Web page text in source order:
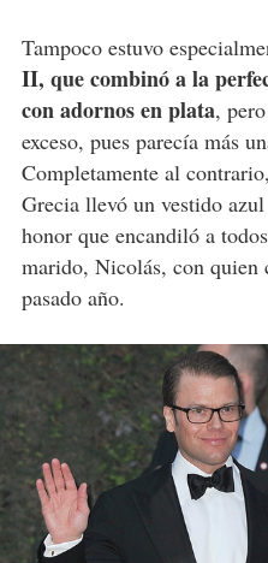
Tampoco estuvo
II, que combinó a la
con adornos en plata,
exceso, pues parecía más
Completamente al
Grecia llevó un vestido
honor que encandiló a
marido, Nicolás, con
pasado año.